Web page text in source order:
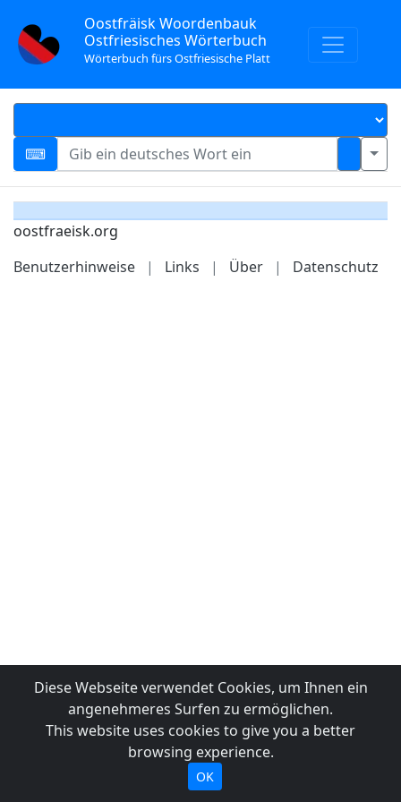
Oostfräisk Woordenbauk
Ostfriesisches Wörterbuch
Wörterbuch fürs Ostfriesische Platt
oostfraeisk.org
Benutzerhinweise
| Links | Über | Datenschutz
Diese Webseite verwendet Cookies, um Ihnen ein
angenehmeres Surfen zu ermöglichen.
This website uses cookies to give you a better
browsing experience.
OK